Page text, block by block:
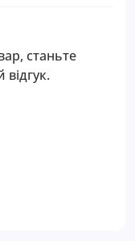
станьте